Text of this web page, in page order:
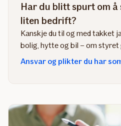
Har du blitt spurt om å
liten bedrift?
Kanskje du til og med takket
bolig, hytte og bil – om styret
Ansvar og plikter du har